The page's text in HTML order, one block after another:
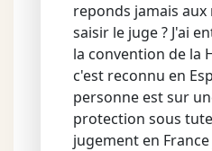
reponds jamais
saisir le juge ? J'ai
la convention de la
c'est reconnu en
personne est sur
protection sous
jugement en